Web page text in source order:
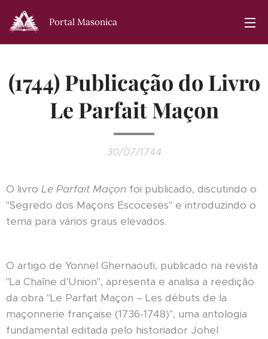
Portal Masonica
(1744) Publicação do Livro
Le Parfait Maçon
30/07/1744
O livro Le Parfait Maçon foi publicado, discutindo o
"Segredo dos Maçons Escoceses" e introduzindo o
tema para vários graus elevados.
O artigo de Yonnel Ghernaouti, publicado na revista
"La Chaîne d'Union", apresenta e analisa a reedição
da obra "Le Parfait Maçon – Les débuts de la
maçonnerie française (1736-1748)", uma antologia
fundamental editada pelo historiador Johel